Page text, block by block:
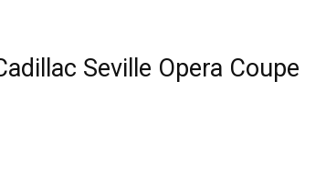
Seville Opera Coupe